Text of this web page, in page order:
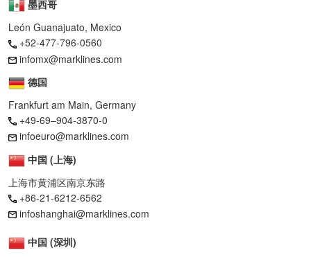
墨西哥
León Guanajuato, Mexico
+52-477-796-0560
infomx@marklines.com
德国
Frankfurt am Main, Germany
+49-69–904-3870-0
infoeuro@marklines.com
中国 (上海)
上海市黄浦区南京东路
+86-21-6212-6562
infoshanghai@marklines.com
中国 (深圳)